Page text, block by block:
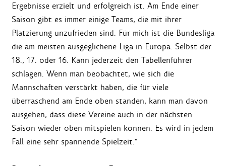
Ergebnisse erzielt und erfolgreich ist. Am Ende einer
Saison gibt es immer einige Teams, die mit ihrer
Platzierung unzufrieden sind. Für mich ist die Bundesliga
die am meisten ausgeglichene Liga in Europa. Selbst der
18., 17. oder 16. Kann jederzeit den Tabellenführer
schlagen. Wenn man beobachtet, wie sich die
Mannschaften verstärkt haben, die für viele
überraschend am Ende oben standen, kann man davon
ausgehen, dass diese Vereine auch in der nächsten
Saison wieder oben mitspielen können. Es wird in jedem
Fall eine sehr spannende Spielzeit."